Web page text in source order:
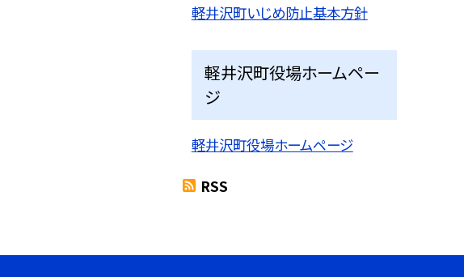
軽井沢町いじめ防止基本方針
軽井沢町役場ホームペー
ジ
軽井沢町役場ホームページ
RSS